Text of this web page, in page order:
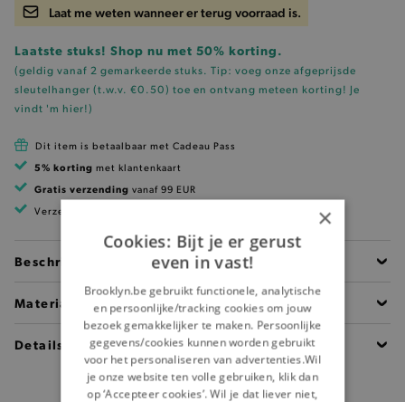
Laat me weten wanneer er terug voorraad is.
Laatste stuks! Shop nu met 50% korting.
(geldig vanaf 2 gemarkeerde stuks. Tip: voeg onze afgeprijsde
sleutelhanger (t.w.v. €0.50) toe en ontvang meteen korting! Je
vindt 'm hier!)
Dit item is betaalbaar met Cadeau Pass
5% korting met klantenkaart
Gratis verzending vanaf 99 EUR
Verzending binnen 1 à 2 werkdagen
Beschrijving
Materiaal
Details
×
Cookies: Bijt je er gerust
even in vast!
Brooklyn.be gebruikt functionele, analytische
en persoonlijke/tracking cookies om jouw
bezoek gemakkelijker te maken. Persoonlijke
gegevens/cookies kunnen worden gebruikt
voor het personaliseren van advertenties.Wil
je onze website ten volle gebruiken, klik dan
op ‘Accepteer cookies’. Wil je dat liever niet,